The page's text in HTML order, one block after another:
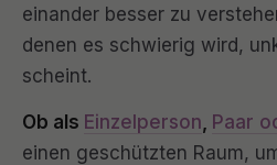
einander besser zu
denen es schwierig wird,
scheint.
Ob als Einzelperson, Paar
einen geschützten Raum,